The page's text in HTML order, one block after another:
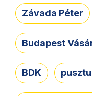
Závada Péter
Budapest
BDK